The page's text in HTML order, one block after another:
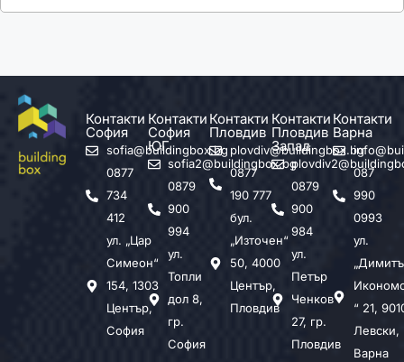
Контакти
София
sofia@buildingbox.bg
0877
734
412
ул. „Цар
Симеон“
154, 1303
Център,
София
Контакти
София
ЮГ
sofia2@buildingbox.bg
0879
900
994
ул.
Топли
дол 8,
гр.
София
Контакти
Пловдив
plovdiv@buildingbox.bg
0877
190 777
бул.
„Източен“
50, 4000
Център,
Пловдив
Контакти
Пловдив
Запад
0879
900
984
ул.
Петър
Ченков
27, гр.
Пловдив
Контакти
Варна
087
990
0993
ул.
“ 21,
Левски,
Варна